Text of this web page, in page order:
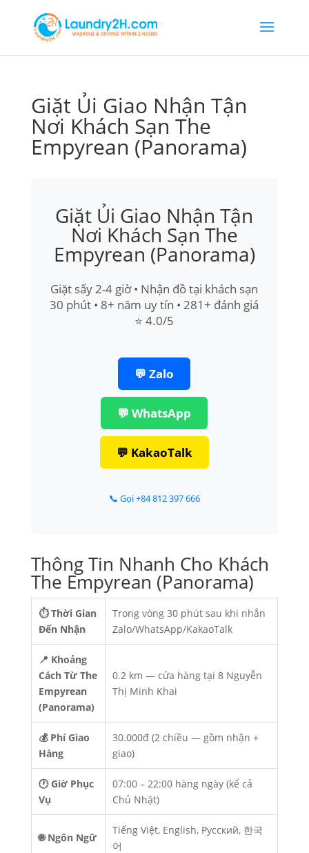
Giặt Ủi Giao Nhận Tận
Nơi Khách Sạn The
Empyrean (Panorama)
Giặt Ủi Giao Nhận Tận
Nơi Khách Sạn The
Empyrean (Panorama)
Giặt sấy 2-4 giờ • Nhận đồ tại khách sạn
30 phút • 8+ năm uy tín • 281+ đánh giá
⭐ 4.0/5
💬 Zalo
💬 WhatsApp
💬 KakaoTalk
📞 Gọi +84 812 397 666
Thông Tin Nhanh Cho Khách
The Empyrean (Panorama)
⏱ Thời Gian
Đến Nhận
Trong vòng 30 phút sau khi nhắn
Zalo/WhatsApp/KakaoTalk
📍 Khoảng
Cách Từ The
Empyrean
(Panorama)
0.2 km — cửa hàng tại 8 Nguyễn
Thị Minh Khai
💰 Phí Giao
Hàng
30.000đ (2 chiều — gồm nhận +
giao)
🕐 Giờ Phục
Vụ
07:00 – 22:00 hàng ngày (kể cả
Chủ Nhật)
🌐 Ngôn Ngữ
Tiếng Việt, English, Русский, 한국
어